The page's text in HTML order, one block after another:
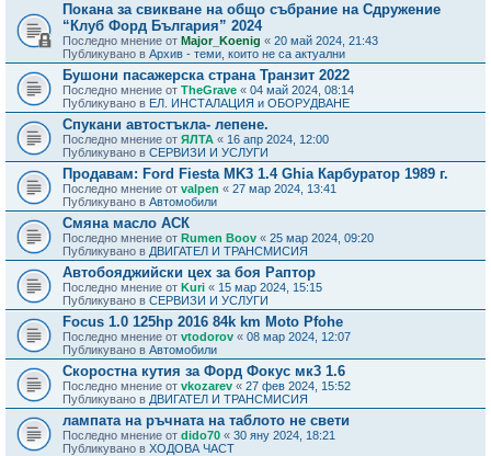
Покана за свикване на общо събрание на Сдружение
“Клуб Форд България” 2024
Последно мнение от Major_Koenig « 20 май 2024, 21:43
Публикувано в Архив - теми, които не са актуални
Бушони пасажерска страна Транзит 2022
Последно мнение от TheGrave « 04 май 2024, 08:14
Публикувано в ЕЛ. ИНСТАЛАЦИЯ и ОБОРУДВАНЕ
Спукани автостъкла- лепене.
Последно мнение от ЯЛТА « 16 апр 2024, 12:00
Публикувано в СЕРВИЗИ И УСЛУГИ
Продавам: Ford Fiesta MK3 1.4 Ghia Карбуратор 1989 г.
Последно мнение от valpen « 27 мар 2024, 13:41
Публикувано в Автомобили
Смяна масло АСК
Последно мнение от Rumen Boov « 25 мар 2024, 09:20
Публикувано в ДВИГАТЕЛ И ТРАНСМИСИЯ
Автобояджийски цех за боя Раптор
Последно мнение от Kuri « 15 мар 2024, 15:15
Публикувано в СЕРВИЗИ И УСЛУГИ
Focus 1.0 125hp 2016 84k km Moto Pfohe
Последно мнение от vtodorov « 08 мар 2024, 12:07
Публикувано в Автомобили
Скоростна кутия за Форд Фокус мк3 1.6
Последно мнение от vkozarev « 27 фев 2024, 15:52
Публикувано в ДВИГАТЕЛ И ТРАНСМИСИЯ
лампата на ръчната на таблото не свети
Последно мнение от dido70 « 30 яну 2024, 18:21
Публикувано в ХОДОВА ЧАСТ